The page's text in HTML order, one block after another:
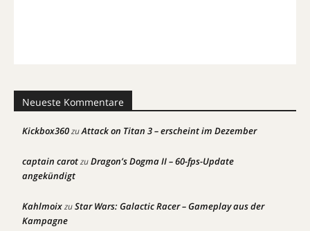
Neueste Kommentare
Kickbox360zuAttack on Titan 3 – erscheint im Dezember
captain carotzuDragon’s Dogma II – 60-fps-Update
angekündigt
KahlmoixzuStar Wars: Galactic Racer – Gameplay aus der
Kampagne